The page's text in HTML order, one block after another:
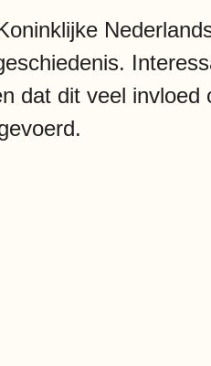
dat dit veel invloed